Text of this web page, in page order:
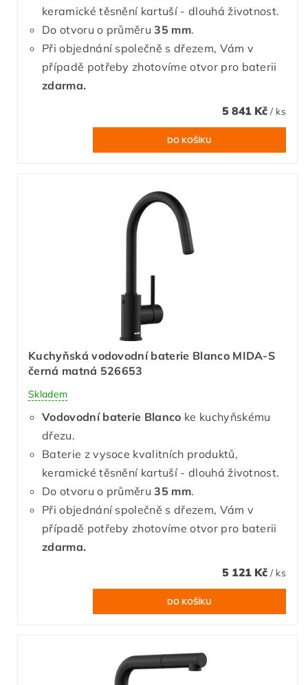
keramické těsnění kartuší - dlouhá životnost.
Do otvoru o průměru35 mm.
Při objednání společně s dřezem, Vám v
případě potřeby zhotovíme otvor pro baterii
zdarma.
5 841 Kč / ks
Kuchyňská vodovodní baterie Blanco MIDA-S
černá matná 526653
Skladem
Vodovodní baterie Blanco ke kuchyňskému
dřezu.
Baterie z vysoce kvalitních produktů,
keramické těsnění kartuší - dlouhá životnost.
Do otvoru o průměru35 mm.
Při objednání společně s dřezem, Vám v
případě potřeby zhotovíme otvor pro baterii
zdarma.
5 121 Kč / ks